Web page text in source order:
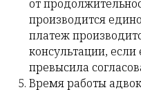
от
производится
платеж
консультации,
превысила
Время работы